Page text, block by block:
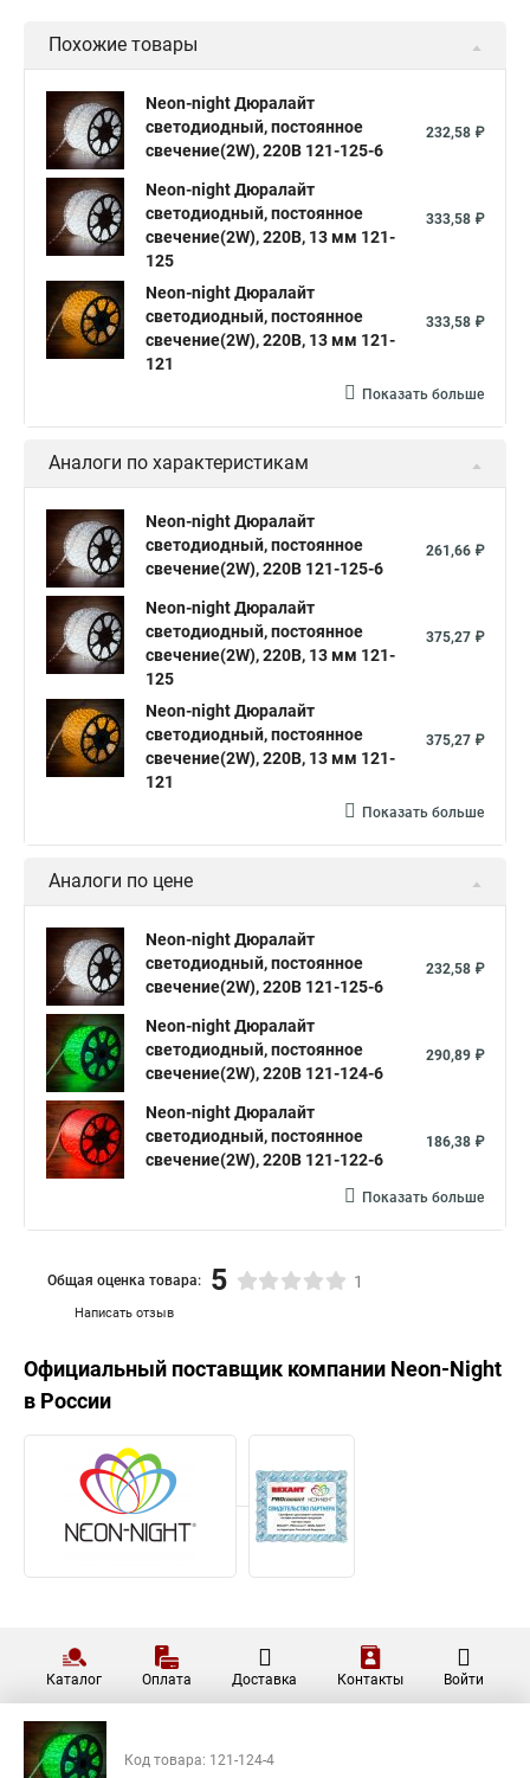
Похожие товары
Neon-night Дюралайт
светодиодный, постоянное
свечение(2W), 220В 121-125-6
232,58 ₽
Neon-night Дюралайт
светодиодный, постоянное
свечение(2W), 220В, 13 мм 121-
125
333,58 ₽
Neon-night Дюралайт
светодиодный, постоянное
свечение(2W), 220В, 13 мм 121-
121
333,58 ₽
Показать больше
Аналоги по характеристикам
Neon-night Дюралайт
светодиодный, постоянное
свечение(2W), 220В 121-125-6
261,66 ₽
Neon-night Дюралайт
светодиодный, постоянное
свечение(2W), 220В, 13 мм 121-
125
375,27 ₽
Neon-night Дюралайт
светодиодный, постоянное
свечение(2W), 220В, 13 мм 121-
121
375,27 ₽
Показать больше
Аналоги по цене
Neon-night Дюралайт
светодиодный, постоянное
свечение(2W), 220В 121-125-6
232,58 ₽
Neon-night Дюралайт
светодиодный, постоянное
свечение(2W), 220В 121-124-6
290,89 ₽
Neon-night Дюралайт
светодиодный, постоянное
свечение(2W), 220В 121-122-6
186,38 ₽
Показать больше
Написать отзыв
Общая оценка товара: 5 1
Официальный поставщик компании Neon-Night
в России
Каталог Оплата Доставка Контакты Войти
Код товара: 121-124-4